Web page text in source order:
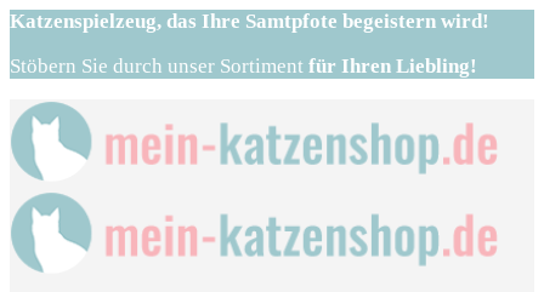
Katzenspielzeug, das Ihre Samtpfote begeistern wird!
Stöbern Sie durch unser Sortiment für Ihren Liebling!